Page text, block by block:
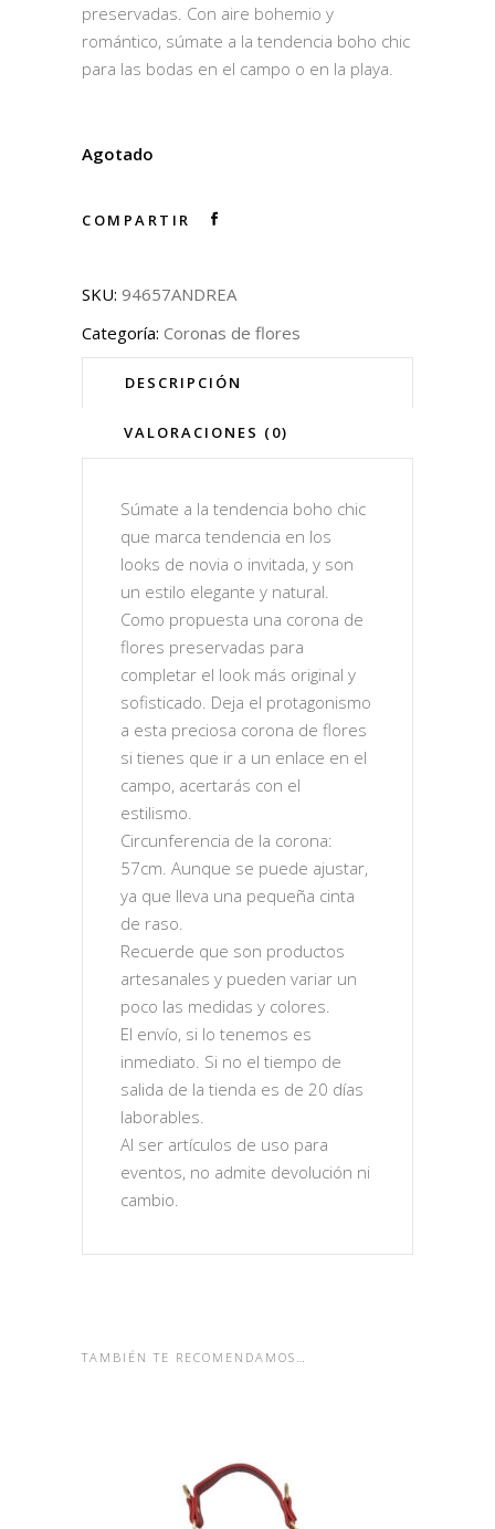
preservadas. Con aire bohemio y
romántico, súmate a la tendencia boho chic
para las bodas en el campo o en la playa.
Agotado
COMPARTIR
SKU: 94657ANDREA
Categoría: Coronas de flores
DESCRIPCIÓN
VALORACIONES (0)
Súmate a la tendencia boho chic
que marca tendencia en los
looks de novia o invitada, y son
un estilo elegante y natural.
Como propuesta una corona de
flores preservadas para
completar el look más original y
sofisticado. Deja el protagonismo
a esta preciosa corona de flores
si tienes que ir a un enlace en el
campo, acertarás con el
estilismo.
Circunferencia de la corona:
57cm. Aunque se puede ajustar,
ya que lleva una pequeña cinta
de raso.
Recuerde que son productos
artesanales y pueden variar un
poco las medidas y colores.
El envío, si lo tenemos es
inmediato. Si no el tiempo de
salida de la tienda es de 20 días
laborables.
Al ser artículos de uso para
eventos, no admite devolución ni
cambio.
TAMBIÉN TE RECOMENDAMOS…